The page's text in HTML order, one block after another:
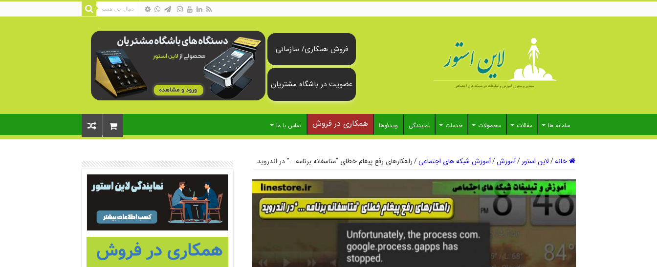
فروش همکاری/ سازمانی
عضویت در باشگاه مشتریان
سامانه ها مقالات محصولات خدمات نمایندگی ویدئوها همکاری در فروش تماس با ما
خانه/لاین استور/آموزش/آموزش شبکه های اجتماعی/راهکارهای رفع پیغام خطای “متاسفانه برنامه …” در اندروید